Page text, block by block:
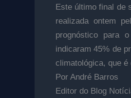
Este último final de
realizada ontem
prognóstico para
indicaram 45% de
climatológica, que
Por André Barros
Editor do Blog